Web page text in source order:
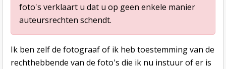
foto's verklaart u dat u op geen enkele manier
auteursrechten schendt.
Ik ben zelf de fotograaf of ik heb toestemming van de
rechthebbende van de foto's die ik nu instuur of er is